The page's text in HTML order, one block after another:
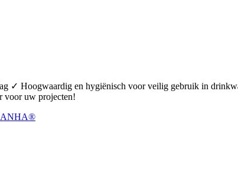
✓ Hoogwaardig en hygiënisch voor veilig gebruik in
voor uw projecten!